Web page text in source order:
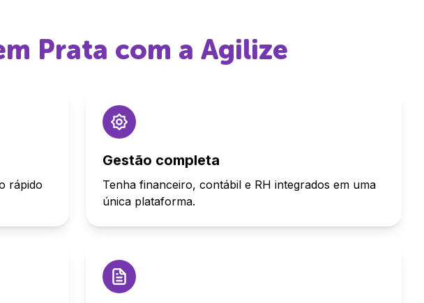
Prata com a Agilize
rápido
Gestão completa
Tenha financeiro, contábil e RH integrados em uma
única plataforma.